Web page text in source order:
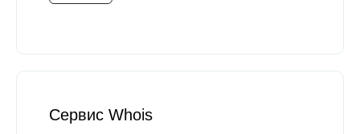
Сервис Whois